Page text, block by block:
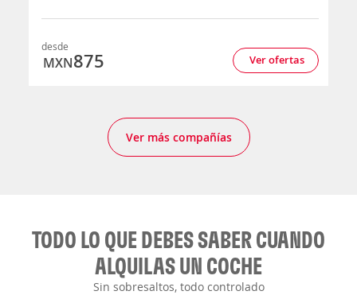
desde
MXN875 Ver ofertas
Ver más compañías
TODO LO QUE DEBES SABER CUANDO
ALQUILAS UN COCHE
Sin sobresaltos, todo controlado